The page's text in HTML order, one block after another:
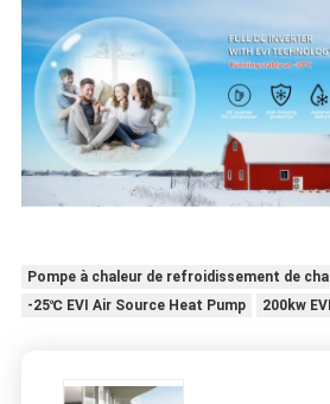
Pompe à chaleur de refroidissement de
-25℃ EVI Air Source Heat Pump
200kw